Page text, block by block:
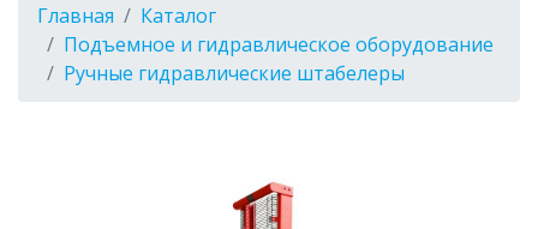
Главная
Каталог
Подъемное и гидравлическое оборудование
Ручные гидравлические штабелеры